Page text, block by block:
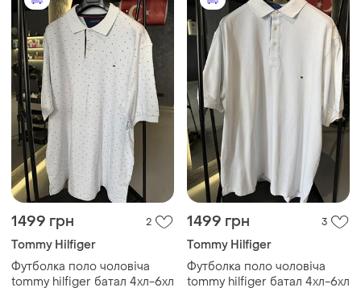
1499 грн 2
Tommy Hilfiger
Футболка поло чоловіча
tommy hilfiger батал 4хл-6хл
1499 грн 3
Tommy Hilfiger
Футболка поло чоловіча
tommy hilfiger батал 4хл-6хл